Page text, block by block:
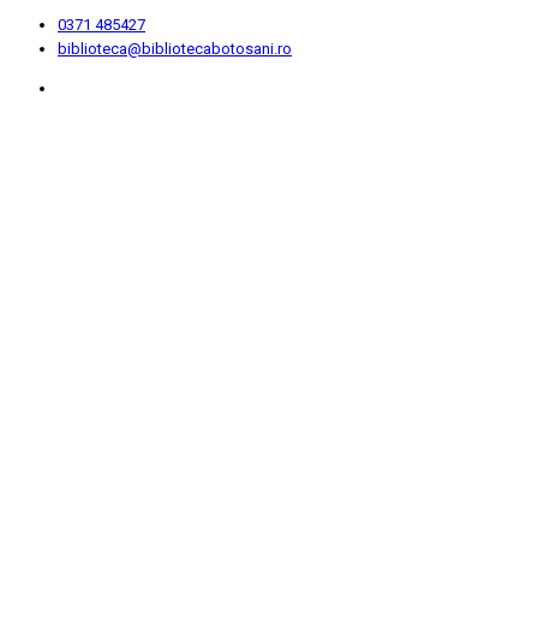
0371 485427
biblioteca@bibliotecabotosani.ro